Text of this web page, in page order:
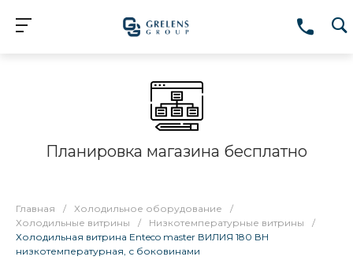
Планировка магазина бесплатно
Главная / Холодильное оборудование
/
Холодильные витрины
/ Низкотемпературные витрины
/
Холодильная витрина Enteco master ВИЛИЯ 180 ВН
низкотемпературная, с боковинами